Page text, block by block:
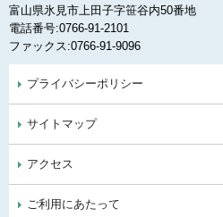
富山県氷見市上田子字笹谷内50番地
電話番号:0766-91-2101
ファックス:0766-91-9096
プライバシーポリシー
サイトマップ
アクセス
ご利用にあたって